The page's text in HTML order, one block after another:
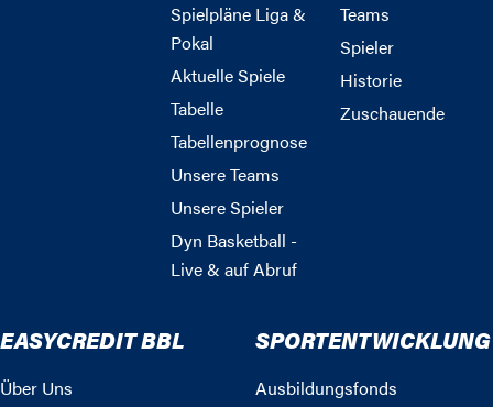
Spielpläne Liga &
Pokal
Aktuelle Spiele
Tabelle
Tabellenprognose
Unsere Teams
Unsere Spieler
Dyn Basketball -
Live & auf Abruf
Teams
Spieler
Historie
Zuschauende
EASYCREDIT BBL
Über Uns
SPORTENTWICKLUNG
Ausbildungsfonds